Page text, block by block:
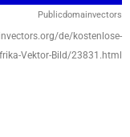
Publicdomainvectors
de/kostenlose-
Vektor-Bild/23831.html